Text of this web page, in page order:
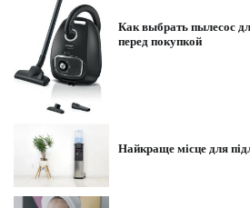
Как выбрать пылесос
перед покупкой
Найкраще місце для